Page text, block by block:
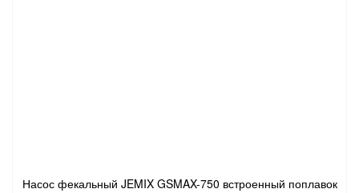
Насос фекальный JEMIX GSMAX-750 встроенный поплавок